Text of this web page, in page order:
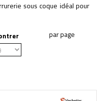
sous coque idéal pour